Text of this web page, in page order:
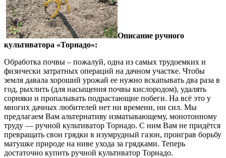
Описание ручного
культиватора «Торнадо»:
Обработка почвы – пожалуй, одна из самых трудоемких и
физически затратных операций на дачном участке. Чтобы
земля давала хороший урожай ее нужно вскапывать два раза в
год, рыхлить (для насыщения почвы кислородом), удалять
сорняки и пропалывать подрастающие побеги. На всё это у
многих дачных любителей нет ни времени, ни сил. Мы
предлагаем Вам альтернативу изматывающему, монотонному
труду — ручной культиватор Торнадо. С ним Вам не придётся
превращать свои грядки в изумрудный газон, проиграв борьбу
матушке природе на ниве ухода за грядками. Теперь
достаточно купить ручной культиватор Торнадо.